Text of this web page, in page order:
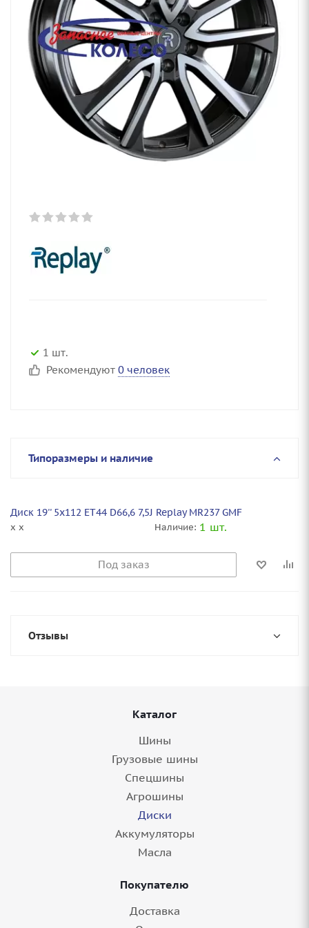
1 шт.
Рекомендуют 0 человек
Типоразмеры и наличие
Диск 19'' 5x112 ET44 D66,6 7,5J Replay MR237 GMF
x x Наличие: 1 шт.
Под заказ
Отзывы
Каталог
Шины
Грузовые шины
Спецшины
Агрошины
Диски
Аккумуляторы
Масла
Покупателю
Доставка